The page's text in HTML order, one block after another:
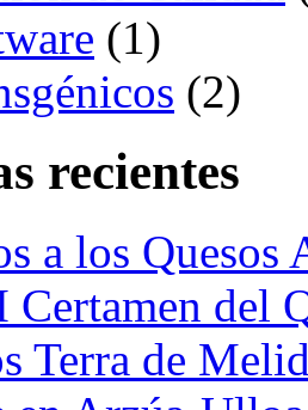
(1)
(2)
recientes
a los Quesos
del
Terra de